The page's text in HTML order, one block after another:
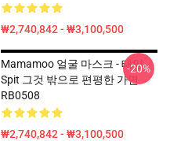
₩2,740,842 - ₩3,100,500
Mamamoo 얼굴 마스크 - 태양
Spit 그것 밖으로 편평한 가면
RB0508
₩2,740,842 - ₩3,100,500
-20%